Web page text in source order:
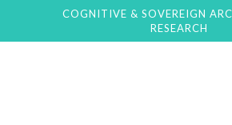
COGNITIVE & SOVEREIGN
RESEARCH